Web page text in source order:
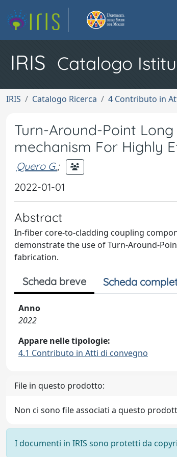
IRIS Catalogo
IRIS Catalogo Ricerca 4 Contributo in
Turn-Around-Point
mechanism For Highly
Quero G.;
2022-01-01
Abstract
In-fiber core-to-cladding coupling
demonstrate the use of Turn-Around-
fabrication.
Scheda breve Scheda
Anno
2022
Appare nelle tipologie:
4.1 Contributo in Atti di convegno
File in questo prodotto:
Non ci sono file associati a questo
I documenti in IRIS sono protetti da